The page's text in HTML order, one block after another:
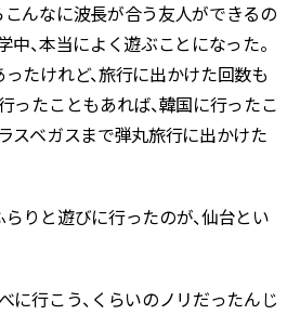
んなに波長が合う友人ができるの
中、本当によく遊ぶことになった。
たけれど、旅行に出かけた回数も
ったこともあれば、韓国に行ったこ
スベガスまで弾丸旅行に出かけた
りと遊びに行ったのが、仙台とい
に行こう、くらいのノリだったんじ